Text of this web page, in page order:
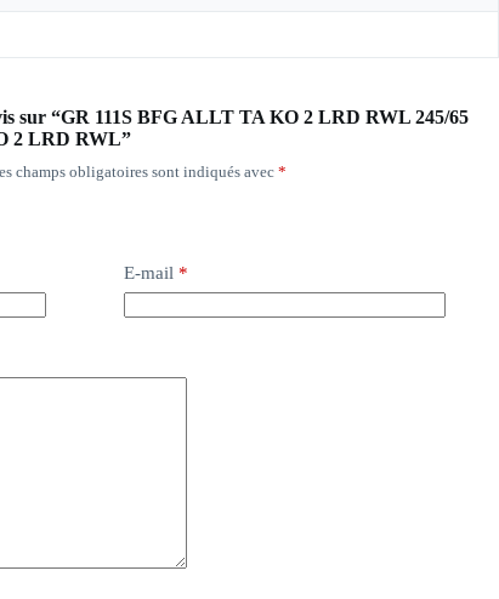
sur “GR 111S BFG ALLT TA KO 2 LRD RWL 245/65
2 LRD RWL”
champs obligatoires sont indiqués avec *
E-mail *